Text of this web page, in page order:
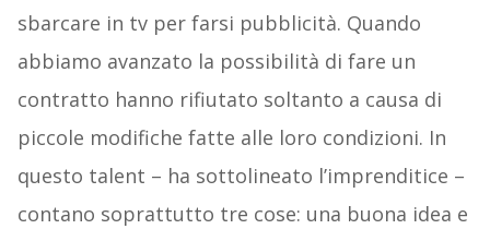
sbarcare in tv per farsi pubblicità. Quando
abbiamo avanzato la possibilità di fare un
contratto hanno rifiutato soltanto a causa di
piccole modifiche fatte alle loro condizioni. In
questo talent – ha sottolineato l’imprenditice –
contano soprattutto tre cose: una buona idea e